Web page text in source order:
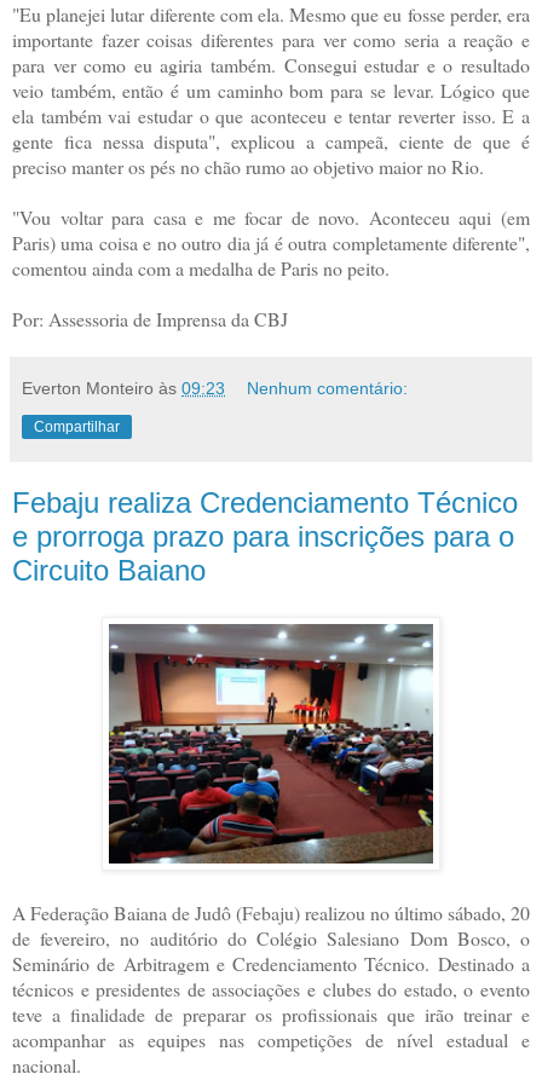
"Eu planejei lutar diferente com ela. Mesmo que eu fosse perder, era
importante fazer coisas diferentes para ver como seria a reação e
para ver como eu agiria também. Consegui estudar e o resultado
veio também, então é um caminho bom para se levar. Lógico que
ela também vai estudar o que aconteceu e tentar reverter isso. E a
gente fica nessa disputa", explicou a campeã, ciente de que é
preciso manter os pés no chão rumo ao objetivo maior no Rio.
"Vou voltar para casa e me focar de novo. Aconteceu aqui (em
Paris) uma coisa e no outro dia já é outra completamente diferente",
comentou ainda com a medalha de Paris no peito.
Por: Assessoria de Imprensa da CBJ
Everton Monteiro às 09:23 Nenhum comentário:
Compartilhar
Febaju realiza Credenciamento Técnico
e prorroga prazo para inscrições para o
Circuito Baiano
A Federação Baiana de Judô (Febaju) realizou no último sábado, 20
de fevereiro, no auditório do Colégio Salesiano Dom Bosco, o
Seminário de Arbitragem e Credenciamento Técnico. Destinado a
técnicos e presidentes de associações e clubes do estado, o evento
teve a finalidade de preparar os profissionais que irão treinar e
acompanhar as equipes nas competições de nível estadual e
nacional.